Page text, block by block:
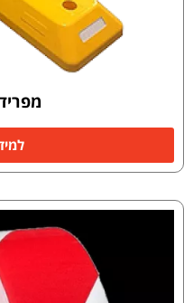
מפרידי נתיבים
למידע נוסף